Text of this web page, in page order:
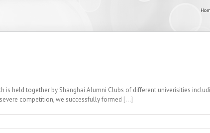
held together by Shanghai Alumni Clubs of different univerisities
competition, we successfully formed [...]